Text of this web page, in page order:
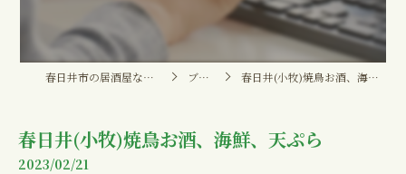
春日井市の居酒屋なら串けん ブログ 春日井(小牧)焼鳥お酒、海鮮、天ぷら
春日井(小牧)焼鳥お酒、海鮮、天ぷら
2023/02/21